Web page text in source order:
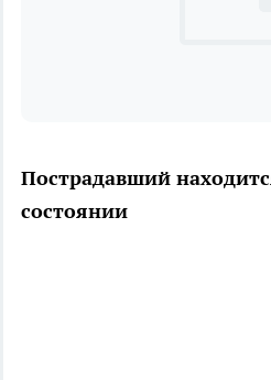
Пострадавший
состоянии